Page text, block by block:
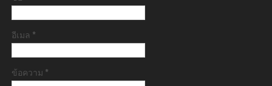
อีเมล *
ข้อความ *